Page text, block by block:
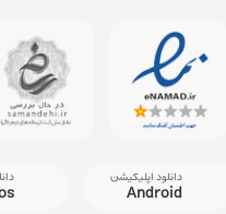
دانلود اپلیکیشن
Android